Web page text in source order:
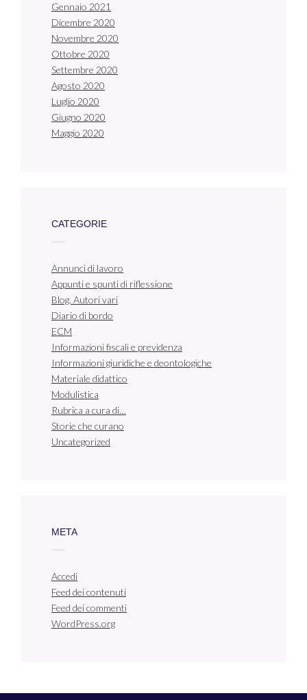
Gennaio 2021
Dicembre 2020
Novembre 2020
Ottobre 2020
Settembre 2020
Agosto 2020
Luglio 2020
Giugno 2020
Maggio 2020
CATEGORIE
Annunci di lavoro
Appunti e spunti di riflessione
Blog. Autori vari
Diario di bordo
ECM
Informazioni fiscali e previdenza
Informazioni giuridiche e deontologiche
Materiale didattico
Modulistica
Rubrica a cura di…
Storie che curano
Uncategorized
META
Accedi
Feed dei contenuti
Feed dei commenti
WordPress.org